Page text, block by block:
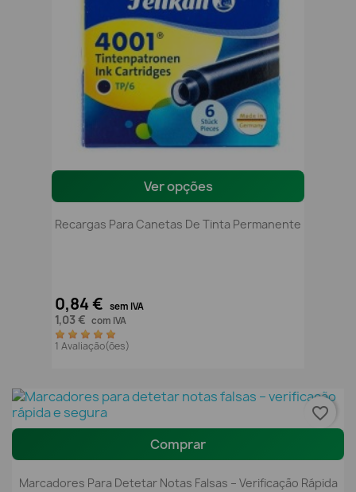
Ver opções
Recargas Para Canetas De Tinta Permanente
0,84 € sem IVA
1,03 € com IVA
1 Avaliação(ões)
Comprar
Marcadores Para Detetar Notas Falsas – Verificação Rápida
favorite_border